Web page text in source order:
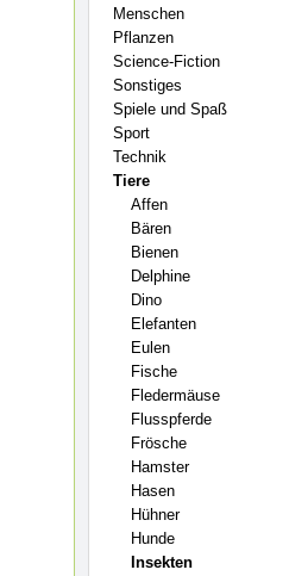
Menschen
Pflanzen
Science-Fiction
Sonstiges
Spiele und Spaß
Sport
Technik
Tiere
Affen
Bären
Bienen
Delphine
Dino
Elefanten
Eulen
Fische
Fledermäuse
Flusspferde
Frösche
Hamster
Hasen
Hühner
Hunde
Insekten